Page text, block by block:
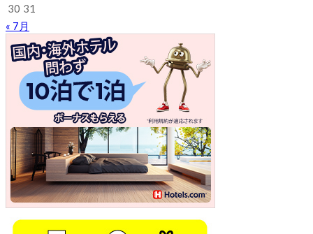
30 31
« 7月